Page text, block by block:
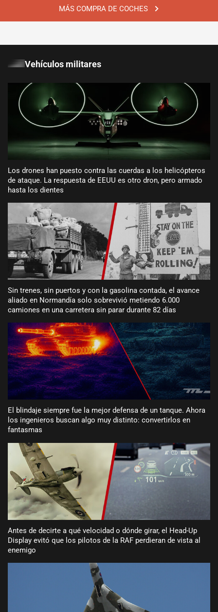
MÁS COMPRA DE COCHES
Vehículos militares
Los drones han puesto contra las cuerdas a los helicópteros
de ataque. La respuesta de EEUU es otro dron, pero armado
hasta los dientes
Sin trenes, sin puertos y con la gasolina contada, el avance
aliado en Normandía solo sobrevivió metiendo 6.000
camiones en una carretera sin parar durante 82 días
El blindaje siempre fue la mejor defensa de un tanque. Ahora
los ingenieros buscan algo muy distinto: convertirlos en
fantasmas
Antes de decirte a qué velocidad o dónde girar, el Head-Up
Display evitó que los pilotos de la RAF perdieran de vista al
enemigo